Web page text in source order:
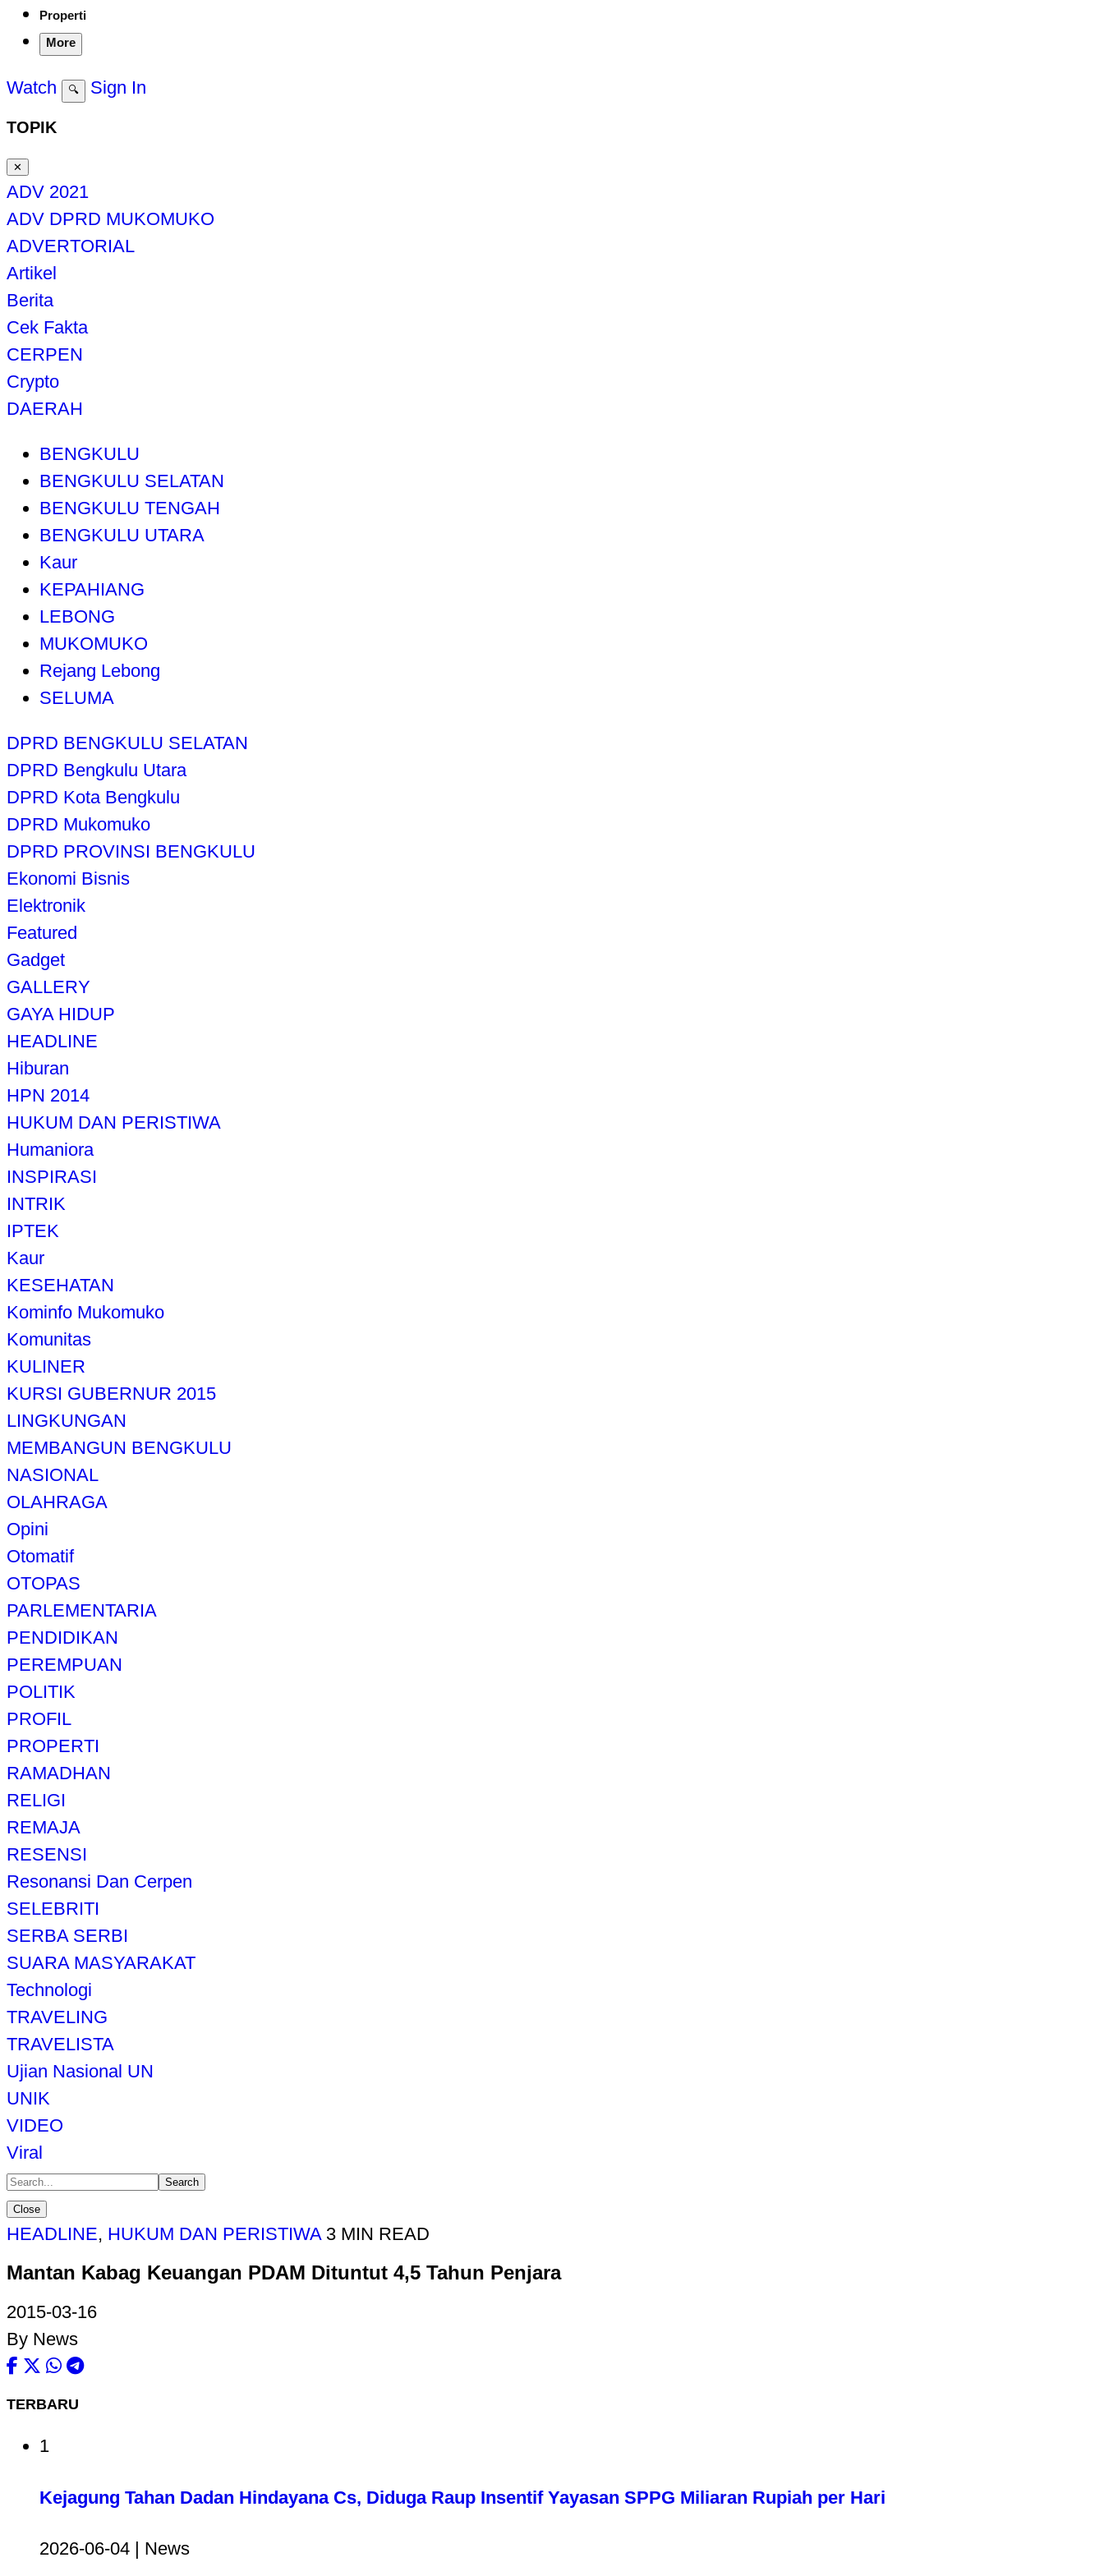
Properti
More
Watch 🔍 Sign In
TOPIK
✕
ADV 2021
ADV DPRD MUKOMUKO
ADVERTORIAL
Artikel
Berita
Cek Fakta
CERPEN
Crypto
DAERAH
BENGKULU
BENGKULU SELATAN
BENGKULU TENGAH
BENGKULU UTARA
Kaur
KEPAHIANG
LEBONG
MUKOMUKO
Rejang Lebong
SELUMA
DPRD BENGKULU SELATAN
DPRD Bengkulu Utara
DPRD Kota Bengkulu
DPRD Mukomuko
DPRD PROVINSI BENGKULU
Ekonomi Bisnis
Elektronik
Featured
Gadget
GALLERY
GAYA HIDUP
HEADLINE
Hiburan
HPN 2014
HUKUM DAN PERISTIWA
Humaniora
INSPIRASI
INTRIK
IPTEK
Kaur
KESEHATAN
Kominfo Mukomuko
Komunitas
KULINER
KURSI GUBERNUR 2015
LINGKUNGAN
MEMBANGUN BENGKULU
NASIONAL
OLAHRAGA
Opini
Otomatif
OTOPAS
PARLEMENTARIA
PENDIDIKAN
PEREMPUAN
POLITIK
PROFIL
PROPERTI
RAMADHAN
RELIGI
REMAJA
RESENSI
Resonansi Dan Cerpen
SELEBRITI
SERBA SERBI
SUARA MASYARAKAT
Technologi
TRAVELING
TRAVELISTA
Ujian Nasional UN
UNIK
VIDEO
Viral
Search
Close
HEADLINE, HUKUM DAN PERISTIWA 3 MIN READ
Mantan Kabag Keuangan PDAM Dituntut 4,5 Tahun Penjara
2015-03-16
By News
TERBARU
1
Kejagung Tahan Dadan Hindayana Cs, Diduga Raup Insentif Yayasan SPPG Miliaran Rupiah per Hari
2026-06-04 | News